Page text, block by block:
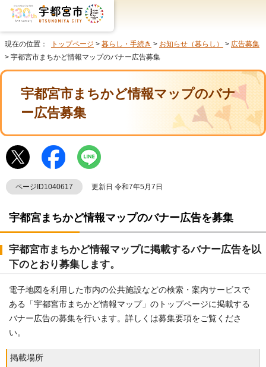
現在の位置： トップページ > 暮らし・手続き > お知らせ（暮らし） > 広告募集
> 宇都宮市まちかど情報マップのバナー広告募集
宇都宮市まちかど情報マップのバナ
ー広告募集
ページID1040617 更新日 令和7年5月7日
宇都宮まちかど情報マップのバナー広告を募集
宇都宮市まちかど情報マップに掲載するバナー広告を以
下のとおり募集します。
電子地図を利用した市内の公共施設などの検索・案内サービスで
ある「宇都宮市まちかど情報マップ」のトップページに掲載する
バナー広告の募集を行います。詳しくは募集要項をご覧くださ
い。
掲載場所